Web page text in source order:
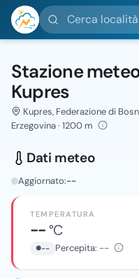
Cerca località
Stazione
Kupres
Kupres, Federazione di
Erzegovina · 1200 m
Dati meteo
Aggiornato:--
TEMPERATURA
--°C
-- Percepita: --